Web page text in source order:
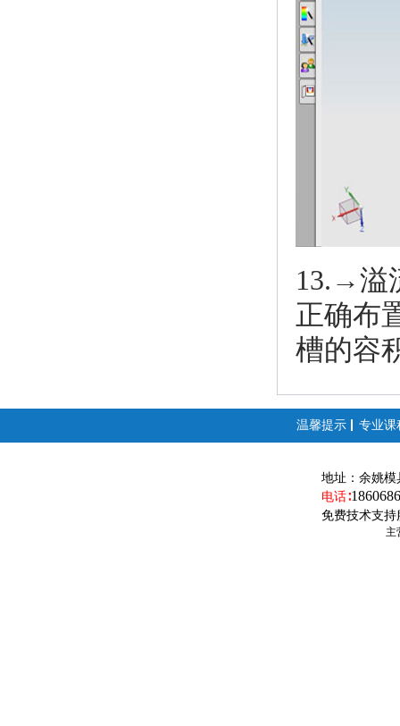
13.→溢
正确布
槽的容
温馨提示 专业课
地址： 余姚模
电话∶
免费技术支持
主